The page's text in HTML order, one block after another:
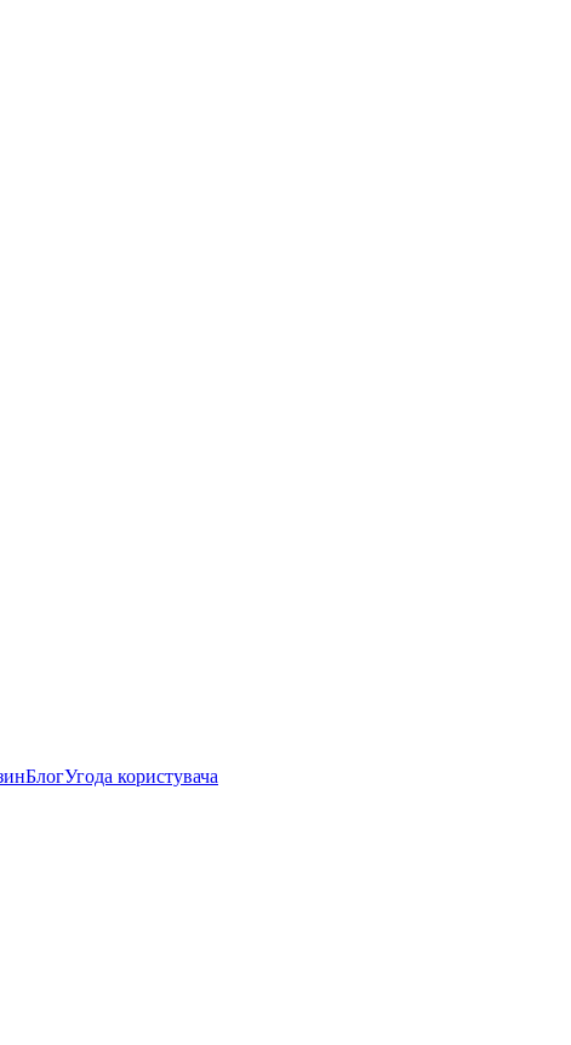
БлогУгода користувача